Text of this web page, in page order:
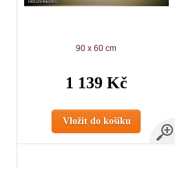
90 x 60 cm
1 139 Kč
Vložit do košíku